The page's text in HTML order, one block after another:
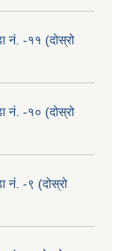
नं. -११ (दोस्रो
नं. -१० (दोस्रो
नं. -९ (दोस्रो